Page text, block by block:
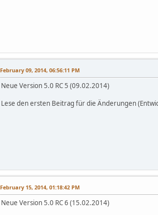
February 09, 2014, 06:56:11 PM
Neue Version 5.0 RC 5 (09.02.2014)
Lese den ersten Beitrag für die Änderungen
February 15, 2014, 01:18:42 PM
Neue Version 5.0 RC 6 (15.02.2014)